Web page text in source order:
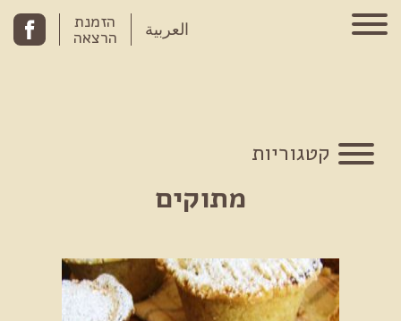
Skip to content
العربية הזמנת
הרצאה
קטגוריות
מתוקים